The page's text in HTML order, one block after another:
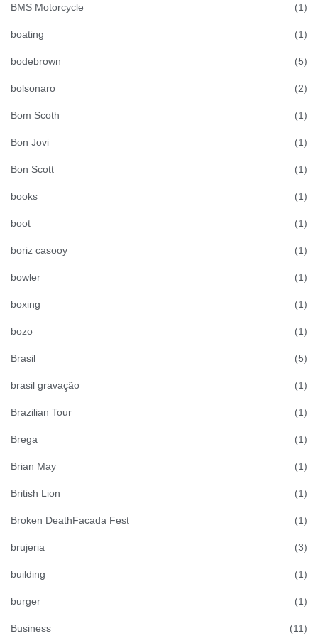
BMS Motorcycle (1)
boating (1)
bodebrown (5)
bolsonaro (2)
Bom Scoth (1)
Bon Jovi (1)
Bon Scott (1)
books (1)
boot (1)
boriz casooy (1)
bowler (1)
boxing (1)
bozo (1)
Brasil (5)
brasil gravação (1)
Brazilian Tour (1)
Brega (1)
Brian May (1)
British Lion (1)
Broken DeathFacada Fest (1)
brujeria (3)
building (1)
burger (1)
Business (11)